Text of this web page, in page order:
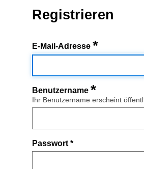
Registrieren
E-Mail-Adresse *
Benutzername *
Ihr Benutzername erscheint
Passwort *